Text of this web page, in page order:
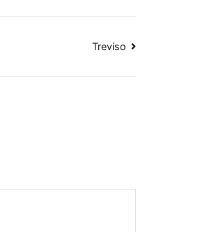
Treviso